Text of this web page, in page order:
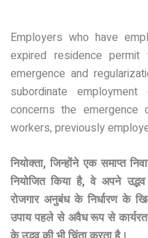
Employers who have
expired residence
emergence and
subordinate
concerns the
workers, previously
नियोक्ता, जिन्होंने एक समाप्त
नियोजित किया है, वे अपने
रोजगार अनुबंध के निर्धारण के
उपाय पहले से अवैध रूप से कार्यरत